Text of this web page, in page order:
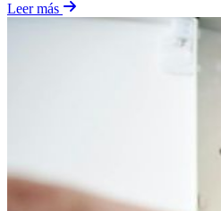
Leer más